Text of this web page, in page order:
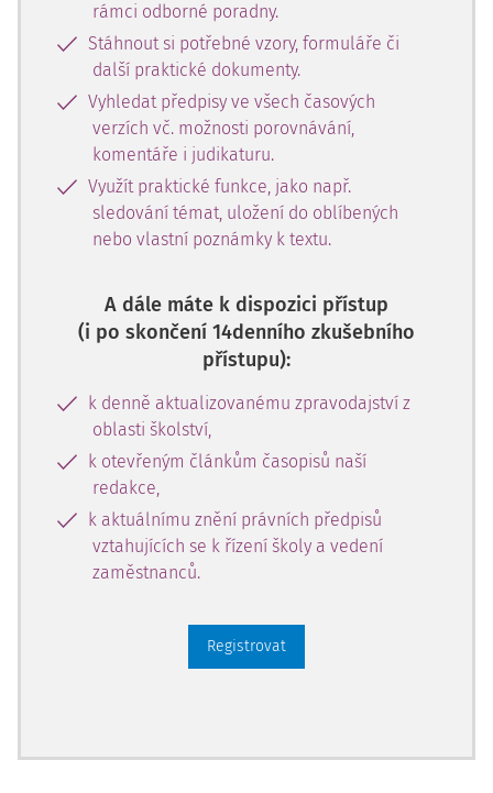
rámci odborné poradny.
Stáhnout si potřebné vzory, formuláře či
další praktické dokumenty.
Vyhledat předpisy ve všech časových
verzích vč. možnosti porovnávání,
komentáře i judikaturu.
Využít praktické funkce, jako např.
sledování témat, uložení do oblíbených
nebo vlastní poznámky k textu.
A dále máte k dispozici přístup
(i po skončení 14denního zkušebního
přístupu):
k denně aktualizovanému zpravodajství z
oblasti školství,
k otevřeným článkům časopisů naší
redakce,
k aktuálnímu znění právních předpisů
vztahujících se k řízení školy a vedení
zaměstnanců.
Registrovat